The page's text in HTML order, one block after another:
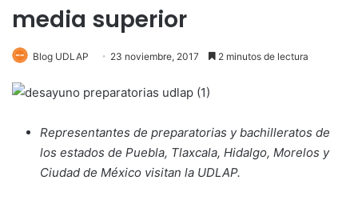
media superior
Blog UDLAP 23 noviembre, 2017 2 minutos de lectura
Representantes de preparatorias y bachilleratos de
los estados de Puebla, Tlaxcala, Hidalgo, Morelos y
Ciudad de México visitan la UDLAP.